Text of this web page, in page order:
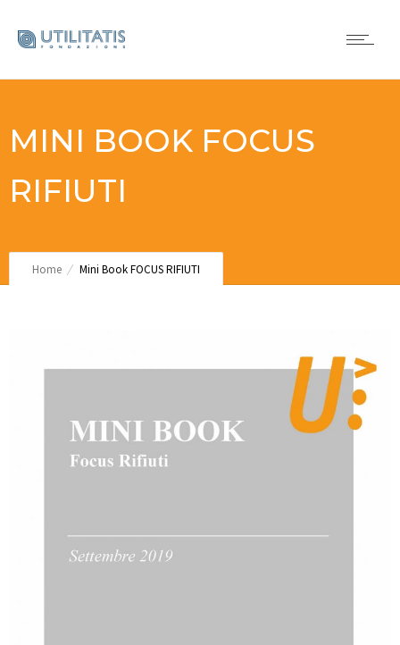
MINI BOOK FOCUS
RIFIUTI
Home Mini Book FOCUS RIFIUTI